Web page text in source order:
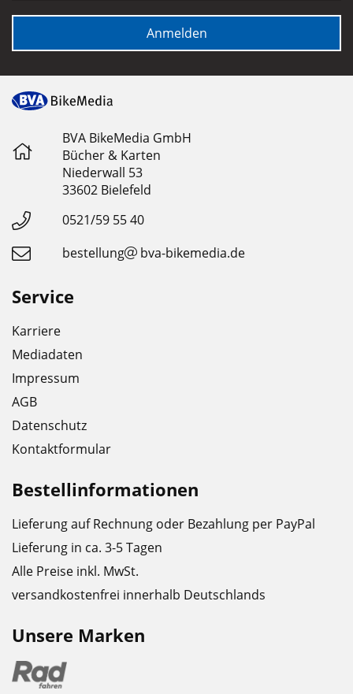
Anmelden
BVA BikeMedia GmbH
Bücher & Karten
Niederwall 53
33602 Bielefeld
0521/59 55 40
bestellung
bva-bikemedia.de
Service
Karriere
Mediadaten
Impressum
AGB
Datenschutz
Kontaktformular
Bestellinformationen
Lieferung auf Rechnung oder Bezahlung per PayPal
Lieferung in ca. 3-5 Tagen
Alle Preise inkl. MwSt.
versandkostenfrei innerhalb Deutschlands
Unsere Marken